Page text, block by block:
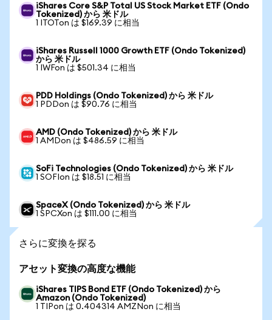
iShares Core S&P Total US Stock Market ETF (Ondo
Tokenized) から 米ドル
1 ITOTon は $169.39 に相当
iShares Russell 1000 Growth ETF (Ondo Tokenized)
から 米ドル
1 IWFon は $501.34 に相当
PDD Holdings (Ondo Tokenized) から 米ドル
1 PDDon は $90.76 に相当
AMD (Ondo Tokenized) から 米ドル
1 AMDon は $486.59 に相当
SoFi Technologies (Ondo Tokenized) から 米ドル
1 SOFIon は $18.51 に相当
SpaceX (Ondo Tokenized) から 米ドル
1 SPCXon は $111.00 に相当
さらに変換を探る
アセット変換の高度な機能
iShares TIPS Bond ETF (Ondo Tokenized) から
Amazon (Ondo Tokenized)
1 TIPon は 0.404314 AMZNon に相当